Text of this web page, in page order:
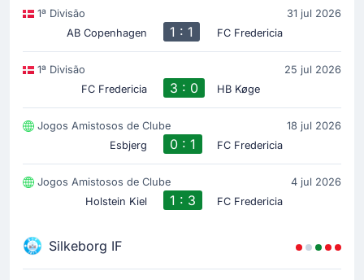
1ª Divisão
31 jul 2026
AB Copenhagen
1 : 1 FC Fredericia
1ª Divisão
25 jul 2026
FC Fredericia
3 : 0 HB Køge
Jogos Amistosos de Clube
18 jul 2026
Esbjerg
0 : 1 FC Fredericia
Jogos Amistosos de Clube
4 jul 2026
Holstein Kiel
1 : 3 FC Fredericia
Silkeborg IF